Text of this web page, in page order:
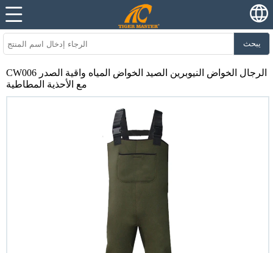
يبحث
CW006 الرجال الخواض النيوبرين الصيد الخواض المياه واقية الصدر
مع الأحذية المطاطية